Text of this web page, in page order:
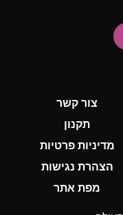
צור קשר
תקנון
מדיניות פרטיות
הצהרת נגישות
מפת אתר